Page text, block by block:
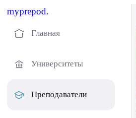
myprepod.
Главная
Университеты
Преподаватели